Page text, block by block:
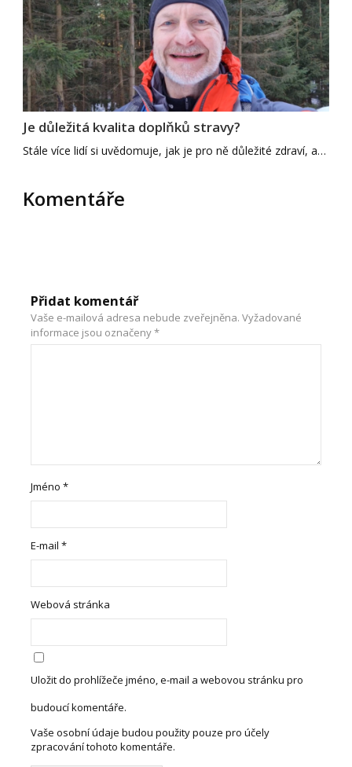
Je důležitá kvalita doplňků stravy?
Stále více lidí si uvědomuje, jak je pro ně důležité zdraví, a…
Komentáře
Přidat komentář
Vaše e-mailová adresa nebude zveřejněna. Vyžadované
informace jsou označeny*
Jméno*
E-mail*
Webová stránka
Uložit do prohlížeče jméno, e-mail a webovou stránku pro
budoucí komentáře.
Vaše osobní údaje budou použity pouze pro účely
zpracování tohoto komentáře.